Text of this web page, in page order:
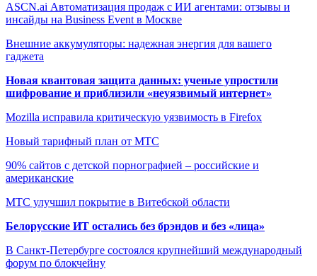
ASCN.ai Автоматизация продаж с ИИ агентами: отзывы и
инсайды на Business Event в Москве
Внешние аккумуляторы: надежная энергия для вашего
гаджета
Новая квантовая защита данных: ученые упростили
шифрование и приблизили «неуязвимый интернет»
Mozilla исправила критическую уязвимость в Firefox
Новый тарифный план от МТС
90% сайтов с детской порнографией – российские и
американские
МТС улучшил покрытие в Витебской области
Белорусские ИТ остались без брэндов и без «лица»
В Санкт-Петербурге состоялся крупнейший международный
форум по блокчейну